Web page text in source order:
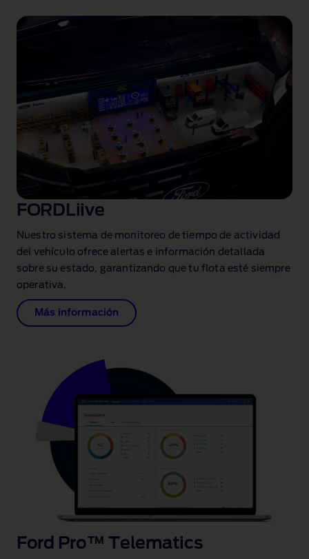
FORDLiive
Nuestro sistema de monitoreo de tiempo de actividad
del vehículo ofrece alertas e información detallada
sobre su estado, garantizando que tu flota esté siempre
operativa.
Más información
Ford Pro™ Telematics